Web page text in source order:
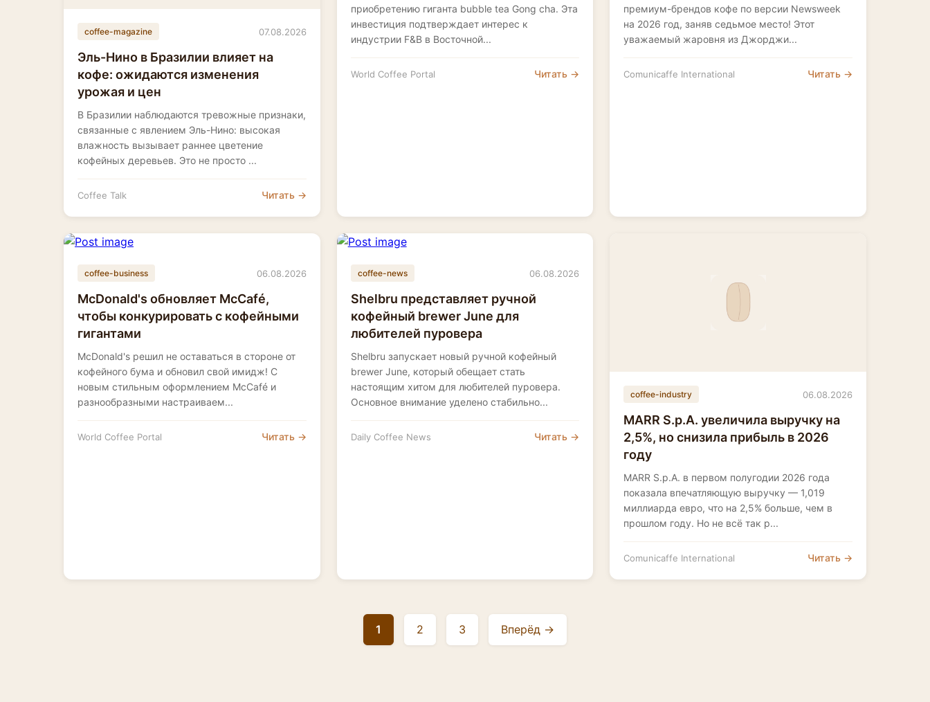
coffee-magazine 07.08.2026
Эль-Нино в Бразилии влияет на
кофе: ожидаются изменения
урожая и цен
В Бразилии наблюдаются тревожные признаки,
связанные с явлением Эль-Нино: высокая
влажность вызывает раннее цветение
кофейных деревьев. Это не просто ...
Coffee Talk Читать →
приобретению гиганта bubble tea Gong cha. Эта
инвестиция подтверждает интерес к
индустрии F&B в Восточной...
World Coffee Portal Читать →
премиум-брендов кофе по версии Newsweek
на 2026 год, заняв седьмое место! Этот
уважаемый жаровня из Джорджи...
Comunicaffe International Читать →
coffee-business 06.08.2026
McDonald's обновляет McCafé,
чтобы конкурировать с кофейными
гигантами
McDonald's решил не оставаться в стороне от
кофейного бума и обновил свой имидж! С
новым стильным оформлением McCafé и
разнообразными настраиваем...
World Coffee Portal Читать →
coffee-news 06.08.2026
Shelbru представляет ручной
кофейный brewer June для
любителей пуровера
Shelbru запускает новый ручной кофейный
brewer June, который обещает стать
настоящим хитом для любителей пуровера.
Основное внимание уделено стабильно...
Daily Coffee News Читать →
coffee-industry 06.08.2026
MARR S.p.A. увеличила выручку на
2,5%, но снизила прибыль в 2026
году
MARR S.p.A. в первом полугодии 2026 года
показала впечатляющую выручку — 1,019
миллиарда евро, что на 2,5% больше, чем в
прошлом году. Но не всё так р...
Comunicaffe International Читать →
1 2 3 Вперёд →